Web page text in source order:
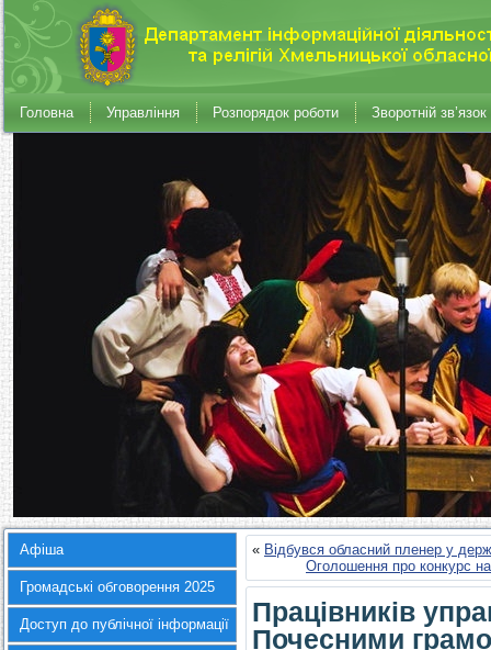
Головна Управління Розпорядок роботи Зворотній зв’язок
Афіша
Громадські обговорення 2025
Доступ до публічної інформації
« Відбувся обласний пленер у
Оголошення про конкурс
Працівників
Почесними